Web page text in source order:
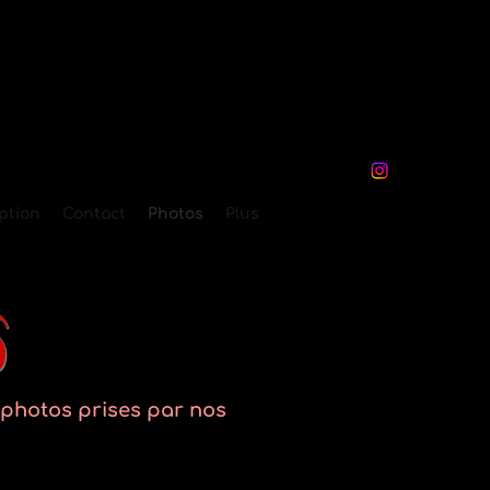
Contact Photos Plus
prises par nos